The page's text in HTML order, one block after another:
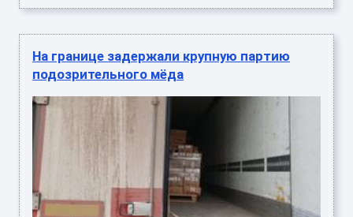
На границе задержали крупную партию
подозрительного мёда